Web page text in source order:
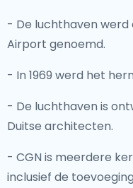
- De luchthaven werd
Airport genoemd.
- In 1969 werd het
- De luchthaven is
Duitse architecten.
- CGN is meerdere
inclusief de